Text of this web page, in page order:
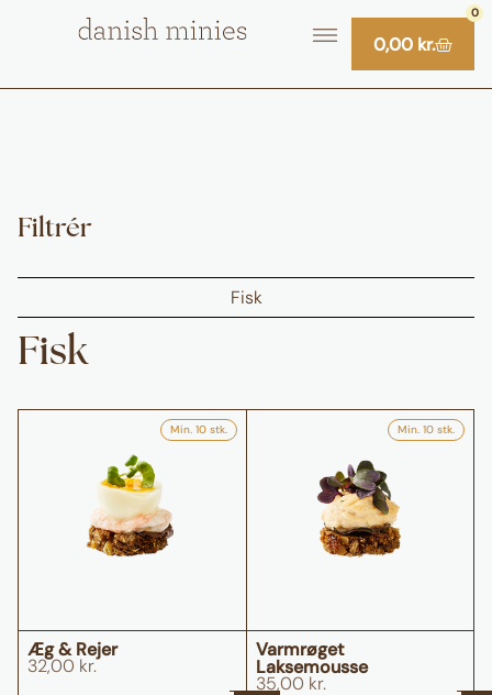
0,00 kr.
0
Filtrér
Fisk
Fisk
Min. 10 stk.
Æg & Rejer
32,00 kr.
Min. 10 stk.
Varmrøget
Laksemousse
35,00 kr.